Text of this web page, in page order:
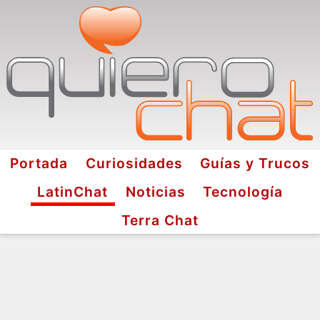
Portada Curiosidades
Guías y Trucos
LatinChat
Noticias
Tecnología
Terra Chat